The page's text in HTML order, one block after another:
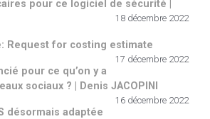
pour ce logiciel de sécurité |
18 décembre 2022
Request for costing estimate
17 décembre 2022
pour ce qu’on y a
sociaux ? | Denis JACOPINI
16 décembre 2022
désormais adaptée